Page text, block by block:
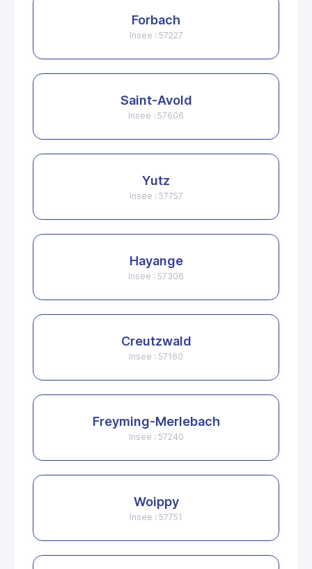
Forbach
Insee : 57227
Saint-Avold
Insee : 57606
Yutz
Insee : 57757
Hayange
Insee : 57306
Creutzwald
Insee : 57160
Freyming-Merlebach
Insee : 57240
Woippy
Insee : 57751